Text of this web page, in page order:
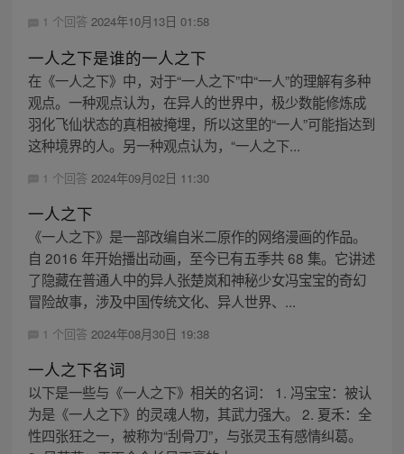
1 个回答 2024年10月13日 01:58
一人之下是谁的一人之下
在《一人之下》中，对于“一人之下”中“一人”的理解有多种
观点。一种观点认为，在异人的世界中，极少数能修炼成
羽化飞仙状态的真相被掩埋，所以这里的“一人”可能指达到
这种境界的人。另一种观点认为，“一人之下...
1 个回答 2024年09月02日 11:30
一人之下
《一人之下》是一部改编自米二原作的网络漫画的作品。
自 2016 年开始播出动画，至今已有五季共 68 集。它讲述
了隐藏在普通人中的异人张楚岚和神秘少女冯宝宝的奇幻
冒险故事，涉及中国传统文化、异人世界、...
1 个回答 2024年08月30日 19:38
一人之下名词
以下是一些与《一人之下》相关的名词： 1. 冯宝宝：被认
为是《一人之下》的灵魂人物，其武力强大。 2. 夏禾：全
性四张狂之一，被称为“刮骨刀”，与张灵玉有感情纠葛。